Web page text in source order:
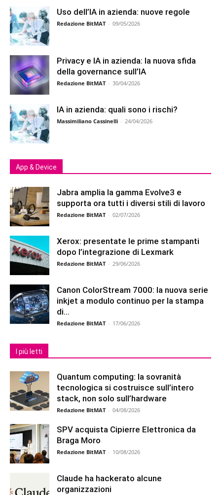
Uso dell’IA in azienda: nuove regole
Redazione BitMAT - 09/05/2026
Privacy e IA in azienda: la nuova sfida
della governance sull’IA
Redazione BitMAT - 30/04/2026
IA in azienda: quali sono i rischi?
Massimiliano Cassinelli - 24/04/2026
App & Device
Jabra amplia la gamma Evolve3 e
supporta ora tutti i diversi stili di lavoro
Redazione BitMAT - 02/07/2026
Xerox: presentate le prime stampanti
dopo l’integrazione di Lexmark
Redazione BitMAT - 29/06/2026
Canon ColorStream 7000: la nuova serie
inkjet a modulo continuo per la stampa
di...
Redazione BitMAT - 17/06/2026
I più letti
Quantum computing: la sovranità
tecnologica si costruisce sull’intero
stack, non solo sull’hardware
Redazione BitMAT - 04/08/2026
SPV acquista Cipierre Elettronica da
Braga Moro
Redazione BitMAT - 10/08/2026
Claude ha hackerato alcune
organizzazioni